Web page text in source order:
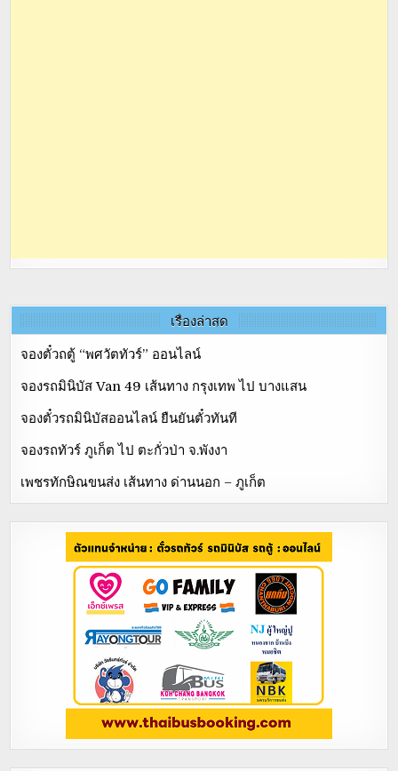
เรื่องล่าสุด
จองตั๋วถตู้ “พศวัตทัวร์” ออนไลน์
จองรถมินิบัส Van 49 เส้นทาง กรุงเทพ ไป บางแสน
จองตั๋วรถมินิบัสออนไลน์ ยืนยันตั๋วทันที
จองรถทัวร์ ภูเก็ต ไป ตะกั่วป่า จ.พังงา
เพชรทักษิณขนส่ง เส้นทาง ด่านนอก – ภูเก็ต